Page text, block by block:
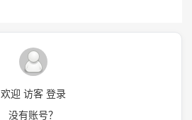
欢迎 访客 登录
没有账号？